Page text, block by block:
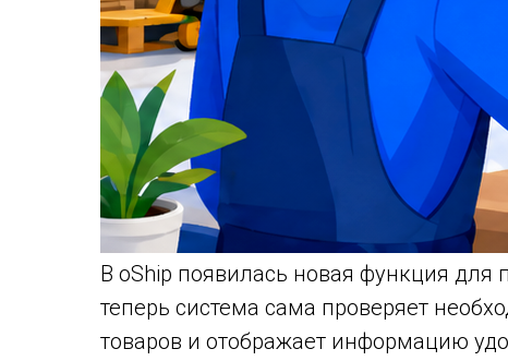
В oShip появилась новая функция для
теперь система сама проверяет
товаров и отображает информацию